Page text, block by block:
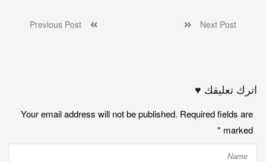
Next Post
اترك تعليقك ♥
Your email address will not be published. Required fields are
marked
*